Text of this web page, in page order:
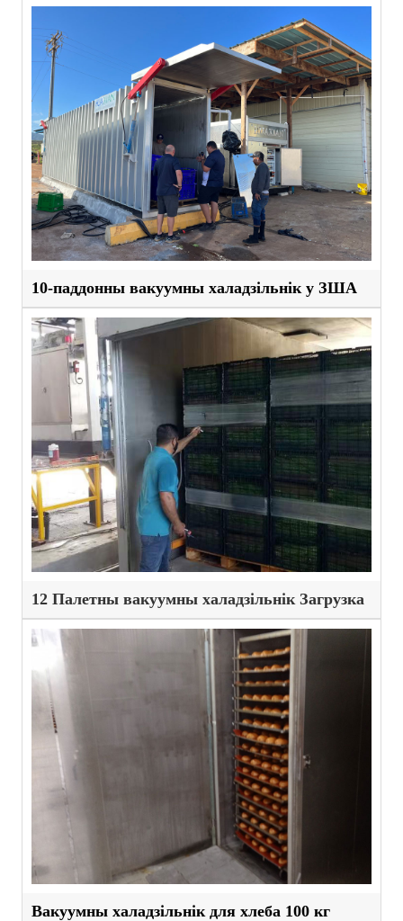
10-паддонны вакуумны халадзільнік у ЗША
12 Палетны вакуумны халадзільнік Загрузка
Вакуумны халадзільнік для хлеба 100 кг